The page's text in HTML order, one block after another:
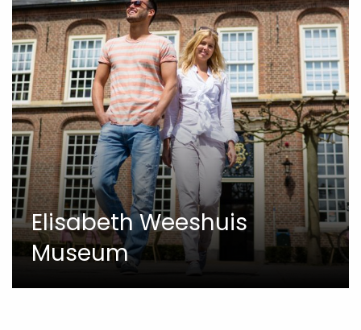
Elisabeth Weeshuis
Museum